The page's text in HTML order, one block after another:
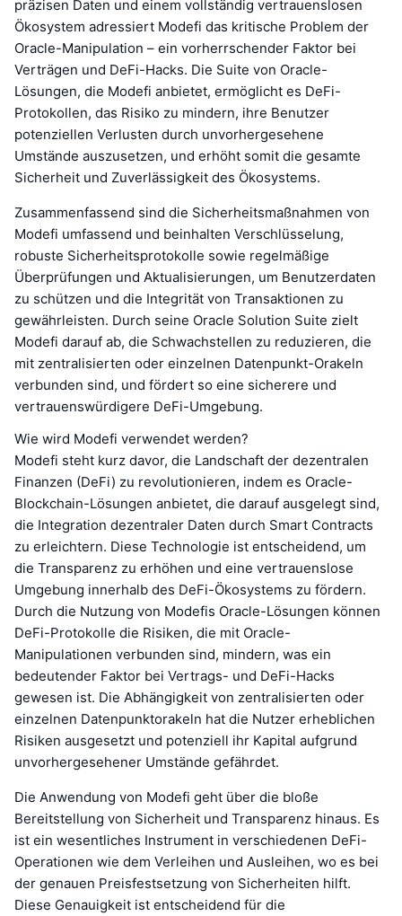
präzisen Daten und einem vollständig vertrauenslosen
Ökosystem adressiert Modefi das kritische Problem der
Oracle-Manipulation – ein vorherrschender Faktor bei
Verträgen und DeFi-Hacks. Die Suite von Oracle-
Lösungen, die Modefi anbietet, ermöglicht es DeFi-
Protokollen, das Risiko zu mindern, ihre Benutzer
potenziellen Verlusten durch unvorhergesehene
Umstände auszusetzen, und erhöht somit die gesamte
Sicherheit und Zuverlässigkeit des Ökosystems.
Zusammenfassend sind die Sicherheitsmaßnahmen von
Modefi umfassend und beinhalten Verschlüsselung,
robuste Sicherheitsprotokolle sowie regelmäßige
Überprüfungen und Aktualisierungen, um Benutzerdaten
zu schützen und die Integrität von Transaktionen zu
gewährleisten. Durch seine Oracle Solution Suite zielt
Modefi darauf ab, die Schwachstellen zu reduzieren, die
mit zentralisierten oder einzelnen Datenpunkt-Orakeln
verbunden sind, und fördert so eine sicherere und
vertrauenswürdigere DeFi-Umgebung.
Wie wird Modefi verwendet werden?
Modefi steht kurz davor, die Landschaft der dezentralen
Finanzen (DeFi) zu revolutionieren, indem es Oracle-
Blockchain-Lösungen anbietet, die darauf ausgelegt sind,
die Integration dezentraler Daten durch Smart Contracts
zu erleichtern. Diese Technologie ist entscheidend, um
die Transparenz zu erhöhen und eine vertrauenslose
Umgebung innerhalb des DeFi-Ökosystems zu fördern.
Durch die Nutzung von Modefis Oracle-Lösungen können
DeFi-Protokolle die Risiken, die mit Oracle-
Manipulationen verbunden sind, mindern, was ein
bedeutender Faktor bei Vertrags- und DeFi-Hacks
gewesen ist. Die Abhängigkeit von zentralisierten oder
einzelnen Datenpunktorakeln hat die Nutzer erheblichen
Risiken ausgesetzt und potenziell ihr Kapital aufgrund
unvorhergesehener Umstände gefährdet.
Die Anwendung von Modefi geht über die bloße
Bereitstellung von Sicherheit und Transparenz hinaus. Es
ist ein wesentliches Instrument in verschiedenen DeFi-
Operationen wie dem Verleihen und Ausleihen, wo es bei
der genauen Preisfestsetzung von Sicherheiten hilft.
Diese Genauigkeit ist entscheidend für die